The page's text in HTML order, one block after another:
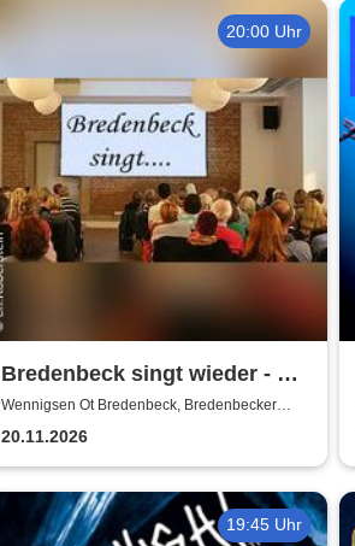
20:00 Uhr
Bredenbeck singt wieder - mit
Joachim Buthe
Wennigsen Ot Bredenbeck, Bredenbecker
20.11.2026
19:45 Uhr